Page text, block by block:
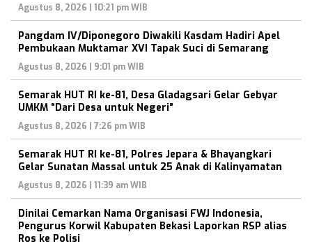
Agustus 8, 2026 | 10:21 pm WIB
Pangdam IV/Diponegoro Diwakili Kasdam Hadiri Apel
Pembukaan Muktamar XVI Tapak Suci di Semarang
Agustus 8, 2026 | 9:01 pm WIB
Semarak HUT RI ke-81, Desa Gladagsari Gelar Gebyar
UMKM “Dari Desa untuk Negeri”
Agustus 8, 2026 | 7:26 pm WIB
Semarak HUT RI ke-81, Polres Jepara & Bhayangkari
Gelar Sunatan Massal untuk 25 Anak di Kalinyamatan
Agustus 8, 2026 | 11:39 am WIB
Dinilai Cemarkan Nama Organisasi FWJ Indonesia,
Pengurus Korwil Kabupaten Bekasi Laporkan RSP alias
Ros ke Polisi